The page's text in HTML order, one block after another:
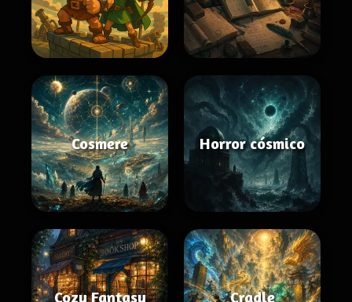
Cosmere Horror cósmico
Cozy Fantasy Cradle